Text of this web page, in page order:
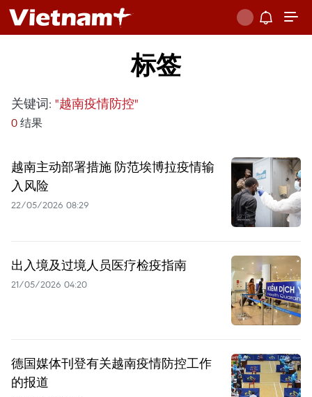
标签
关键词: "越南疫情防控"
0 结果
越南主动部署措施 防范埃博拉疫情输
入风险
22/05/2026 08:29
出入境及过境人员医疗检疫指南
21/05/2026 04:20
德国媒体刊登有关越南疫情防控工作
的报道